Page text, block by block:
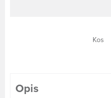
Kos
Opis